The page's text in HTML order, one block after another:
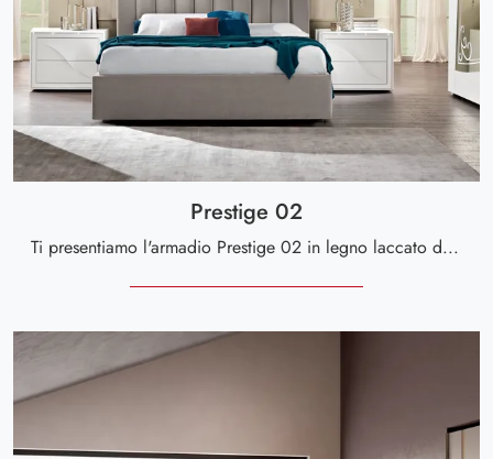
Prestige 02
Ti presentiamo l'armadio Prestige 02 in legno laccato di Spar! Un ricco catalogo di armadi a muro con ante scorrevoli.